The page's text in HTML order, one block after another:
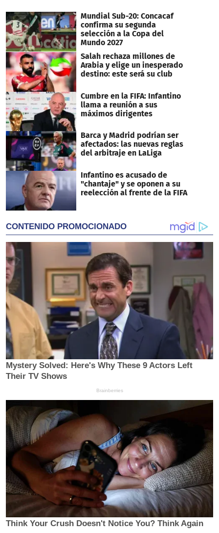
Mundial Sub-20: Concacaf
confirma su segunda
selección a la Copa del
Mundo 2027
Salah rechaza millones de
Arabia y elige un inesperado
destino: este será su club
Cumbre en la FIFA: Infantino
llama a reunión a sus
máximos dirigentes
Barca y Madrid podrían ser
afectados: las nuevas reglas
del arbitraje en LaLiga
Infantino es acusado de
"chantaje" y se oponen a su
reelección al frente de la FIFA